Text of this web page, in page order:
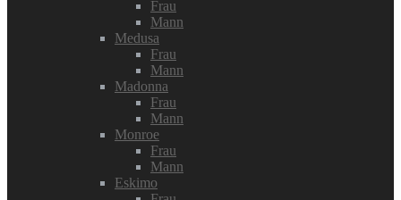
Frau
Mann
Medusa
Frau
Mann
Madonna
Frau
Mann
Monroe
Frau
Mann
Eskimo